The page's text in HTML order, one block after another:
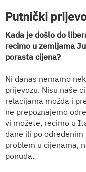
Putnički
Kada je došlo do
recimo u zemljama
porasta cijena?
Ni danas nemamo
prijevozu. Nisu naše
relacijama možda i
ne prepoznajemo
vi možete, recimo u
dane ili po
problem u cijenama,
ponuda.